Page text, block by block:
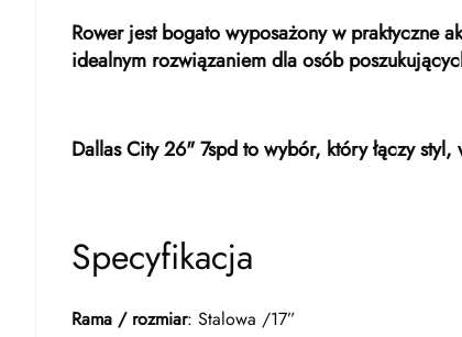
Rower jest bogato wyposażony w praktyczne
idealnym rozwiązaniem dla osób
Dallas City 26" 7spd to wybór, który łączy
Specyfikacja
Rama / rozmiar: Stalowa /17”